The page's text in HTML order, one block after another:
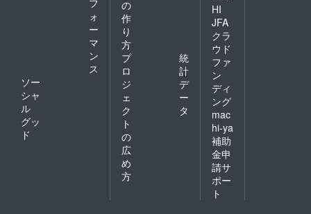
ォ
ー
マ
ン
ス
ソー
シャ
ル
グッ
ド
の
作
り
方
プ
ロ
ジ
ェ
ク
ト
の
広
め
方
統
計
デ
ー
タ
HI
JFA
クラ
ウド
ファ
ン
ディ
ング
mac
hi-ya
補助
金申
請サ
ポー
ト